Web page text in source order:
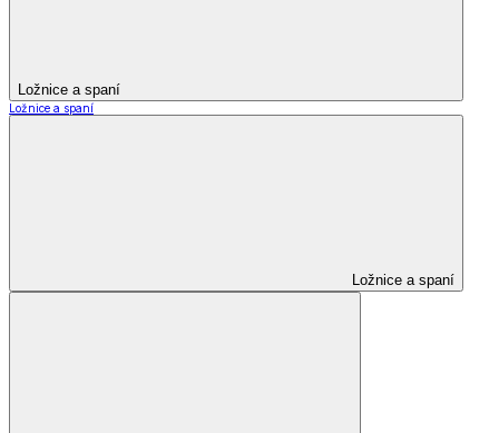
Ložnice a spaní
Ložnice a spaní
Ložnice a spaní